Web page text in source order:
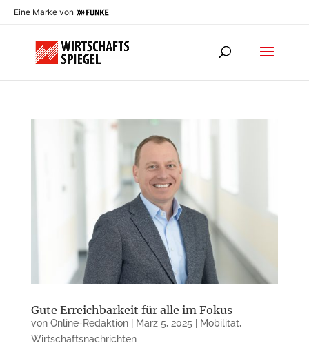
Eine Marke von
Gute Erreichbarkeit für alle im Fokus
von Online-Redaktion| März 5, 2025 Mobilität,
Wirtschaftsnachrichten